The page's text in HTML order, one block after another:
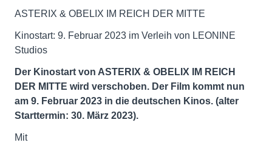
ASTERIX & OBELIX IM REICH DER MITTE
Kinostart: 9. Februar 2023 im Verleih von LEONINE
Studios
Der Kinostart von ASTERIX & OBELIX IM REICH
DER MITTE wird verschoben. Der Film kommt nun
am 9. Februar 2023 in die deutschen Kinos. (alter
Starttermin: 30. März 2023).
Mit